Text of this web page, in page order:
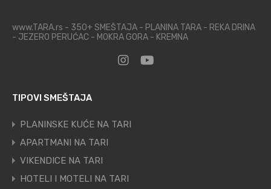
www.TARA.rs - 350+ SMEŠTAJA - PLANINA TARA - REKA DRINA
- JEZERO PERUĆAC - MOKRA GORA - KREMNA
TIPOVI SMEŠTAJA
PLANINSKE KUĆE NA TARI
APARTMANI NA TARI
VIKENDICE NA TARI
HOTELI I MOTELI NA TARI